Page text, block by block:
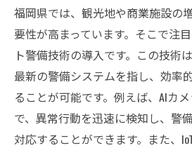
福岡県では、観光地や商業施設の
要性が高まっています。そこで注
ト警備技術の導入です。この技術
最新の警備システムを指し、効率
ることが可能です。例えば、AIカ
で、異常行動を迅速に検知し、警
対応することができます。また、